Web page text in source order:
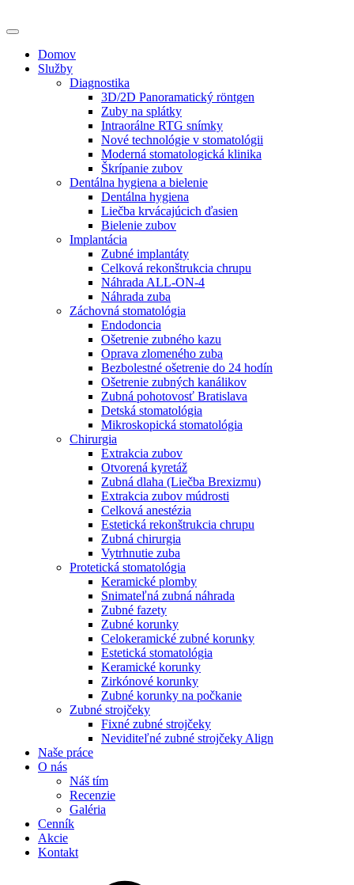
Domov
Služby
Diagnostika
3D/2D Panoramatický röntgen
Zuby na splátky
Intraorálne RTG snímky
Nové technológie v stomatológii
Moderná stomatologická klinika
Škrípanie zubov
Dentálna hygiena a bielenie
Dentálna hygiena
Liečba krvácajúcich ďasien
Bielenie zubov
Implantácia
Zubné implantáty
Celková rekonštrukcia chrupu
Náhrada ALL-ON-4
Náhrada zuba
Záchovná stomatológia
Endodoncia
Ošetrenie zubného kazu
Oprava zlomeného zuba
Bezbolestné ošetrenie do 24 hodín
Ošetrenie zubných kanálikov
Zubná pohotovosť Bratislava
Detská stomatológia
Mikroskopická stomatológia
Chirurgia
Extrakcia zubov
Otvorená kyretáž
Zubná dlaha (Liečba Brexizmu)
Extrakcia zubov múdrosti
Celková anestézia
Estetická rekonštrukcia chrupu
Zubná chirurgia
Vytrhnutie zuba
Protetická stomatológia
Keramické plomby
Snimateľná zubná náhrada
Zubné fazety
Zubné korunky
Celokeramické zubné korunky
Estetická stomatológia
Keramické korunky
Zirkónové korunky
Zubné korunky na počkanie
Zubné strojčeky
Fixné zubné strojčeky
Neviditeľné zubné strojčeky Align
Naše práce
O nás
Náš tím
Recenzie
Galéria
Cenník
Akcie
Kontakt